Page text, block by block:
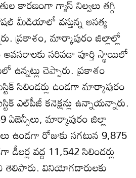
కారణంగా గ్యాస్‌ నిల్వలు తగ్గి
మీడియాలో వస్తున్న అసత్య
ప్రకాశం, మార్కాపురం జిల్లాల్లో
సరిపడా పూర్తి స్థాయిలో
ఉన్నట్లు చెప్పారు. ప్రకాశం
సిలిండర్లు ఉండగా మార్కాపురం
ఎల్‌పీజీ కనెక్షన్లు ఉన్నాయన్నారు.
ఏజెన్సీలు, మార్కాపురం జిల్లా
ఉండగా రోజుకు సగటున 9,875
వద్ద 11,542 సిలిండర్లు
వినియోగదారులకు